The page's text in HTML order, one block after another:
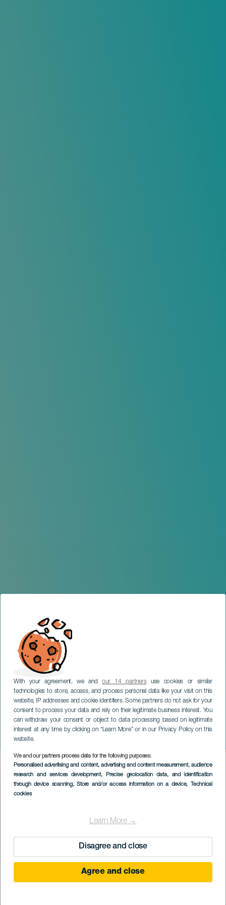
With your agreement, we andour 14 partnersuse cookies or similar
technologies to store, access, and process personal data like your visit on this
website, IP addresses and cookie identifiers. Some partners do not ask for your
consent to process your data and rely on their legitimate business interest. You
can withdraw your consent or object to data processing based on legitimate
interest at any time by clicking on “Learn More” or in our Privacy Policy on this
website.
We and our partners process data for the following purposes:
Personalised advertising and content, advertising and content measurement, audience
research and services development, Precise geolocation data, and identification
through device scanning, Store and/or access information on a device, Technical
cookies
Learn More →
Disagree and close
Agree and close
Dani Martínez: Remember
GRAN CANARIA
Imagen
Listado